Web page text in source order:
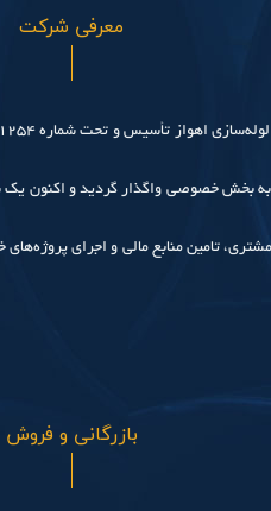
معرفی شرکت
این شرکت به بخش خصوصی واگذار
بازرگانی و فروش